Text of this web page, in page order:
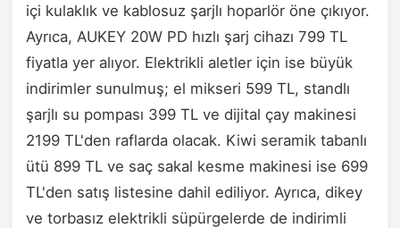
içi kulaklık ve kablosuz şarjlı hoparlör öne çıkıyor.
Ayrıca, AUKEY 20W PD hızlı şarj cihazı 799 TL
fiyatla yer alıyor. Elektrikli aletler için ise büyük
indirimler sunulmuş; el mikseri 599 TL, standlı
şarjlı su pompası 399 TL ve dijital çay makinesi
2199 TL'den raflarda olacak. Kiwi seramik tabanlı
ütü 899 TL ve saç sakal kesme makinesi ise 699
TL'den satış listesine dahil ediliyor. Ayrıca, dikey
ve torbasız elektrikli süpürgelerde de indirimli